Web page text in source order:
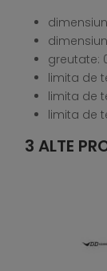
greutate:
limita de
limita de
limita de
3 ALTE